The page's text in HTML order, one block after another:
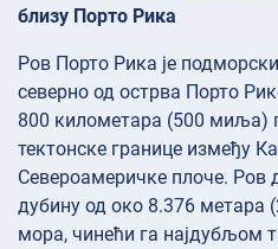
близу Порто Рика
Ров Порто Рика је
северно од острва Порто
800 километара (500 миља)
тектонске границе између
Североамеричке плоче.
дубину од око 8.376 метара
мора, чинећи га најдубљом